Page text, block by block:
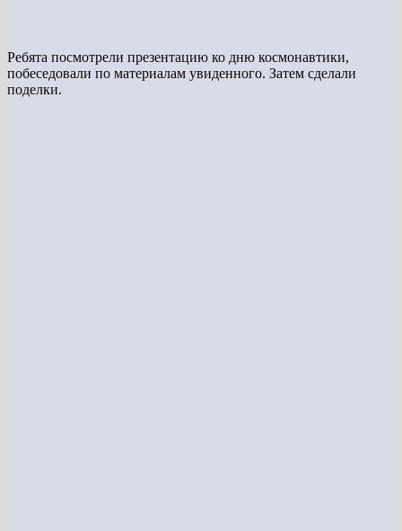
Ребята посмотрели презентацию ко дню космонавтики,
побеседовали по материалам увиденного. Затем сделали
поделки.